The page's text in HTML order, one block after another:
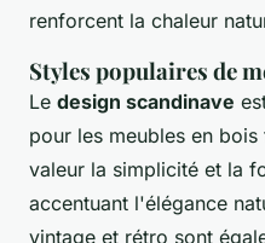
renforcent la chaleur
Styles populaires de
Le design scandinave
pour les meubles en
valeur la simplicité et la
accentuant l'élégance
vintage et rétro sont